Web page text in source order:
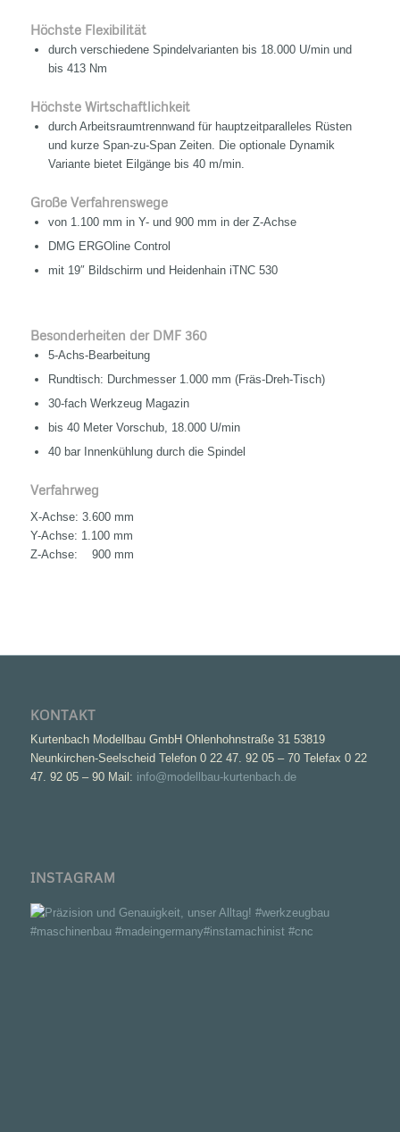
Höchste Flexibilität
durch verschiedene Spindelvarianten bis 18.000 U/min und
bis 413 Nm
Höchste Wirtschaftlichkeit
durch Arbeitsraumtrennwand für hauptzeitparalleles Rüsten
und kurze Span-zu-Span Zeiten. Die optionale Dynamik
Variante bietet Eilgänge bis 40 m/min.
Große Verfahrenswege
von 1.100 mm in Y- und 900 mm in der Z-Achse
DMG ERGOline Control
mit 19″ Bildschirm und Heidenhain iTNC 530
Besonderheiten der DMF 360
5-Achs-Bearbeitung
Rundtisch: Durchmesser 1.000 mm (Fräs-Dreh-Tisch)
30-fach Werkzeug Magazin
bis 40 Meter Vorschub, 18.000 U/min
40 bar Innenkühlung durch die Spindel
Verfahrweg
X-Achse: 3.600 mm
Y-Achse: 1.100 mm
Z-Achse: 900 mm
KONTAKT
Kurtenbach Modellbau GmbH Ohlenhohnstraße 31 53819
Neunkirchen-Seelscheid Telefon 0 22 47. 92 05 – 70 Telefax 0 22
47. 92 05 – 90 Mail: info@modellbau-kurtenbach.de
INSTAGRAM